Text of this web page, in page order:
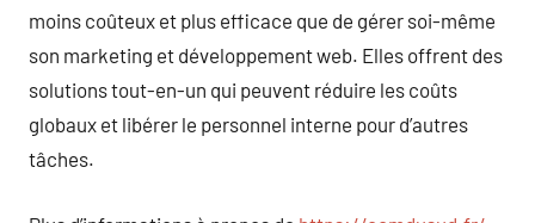
moins coûteux et plus efficace que de gérer soi-même
son marketing et développement web. Elles offrent des
solutions tout-en-un qui peuvent réduire les coûts
globaux et libérer le personnel interne pour d’autres
tâches.